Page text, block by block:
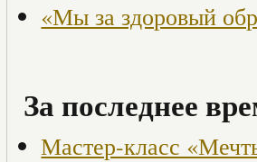
«Мы за здоровый
За последнее
Мастер-класс